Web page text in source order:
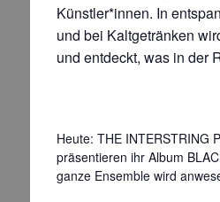
Künstler*innen. In
und bei Kaltgetränken
und entdeckt, was in der
Heute: THE INTERSTRING
präsentieren ihr Album
ganze Ensemble wird